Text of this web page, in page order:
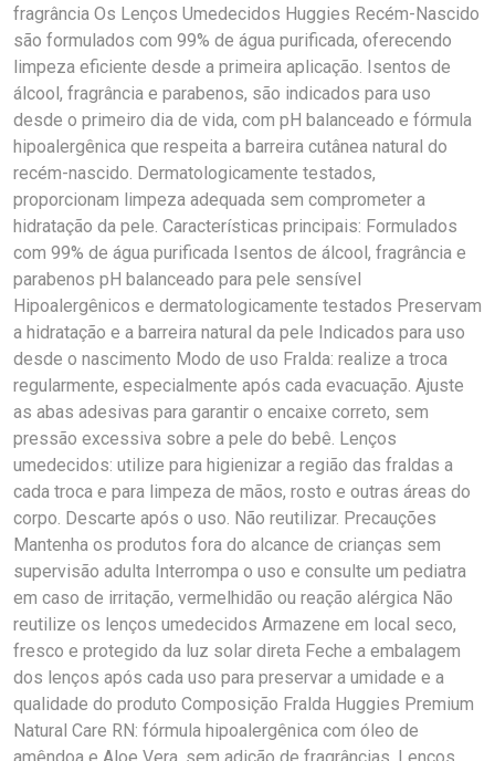
fragrância Os Lenços Umedecidos Huggies Recém-Nascido
são formulados com 99% de água purificada, oferecendo
limpeza eficiente desde a primeira aplicação. Isentos de
álcool, fragrância e parabenos, são indicados para uso
desde o primeiro dia de vida, com pH balanceado e fórmula
hipoalergênica que respeita a barreira cutânea natural do
recém-nascido. Dermatologicamente testados,
proporcionam limpeza adequada sem comprometer a
hidratação da pele. Características principais: Formulados
com 99% de água purificada Isentos de álcool, fragrância e
parabenos pH balanceado para pele sensível
Hipoalergênicos e dermatologicamente testados Preservam
a hidratação e a barreira natural da pele Indicados para uso
desde o nascimento Modo de uso Fralda: realize a troca
regularmente, especialmente após cada evacuação. Ajuste
as abas adesivas para garantir o encaixe correto, sem
pressão excessiva sobre a pele do bebê. Lenços
umedecidos: utilize para higienizar a região das fraldas a
cada troca e para limpeza de mãos, rosto e outras áreas do
corpo. Descarte após o uso. Não reutilizar. Precauções
Mantenha os produtos fora do alcance de crianças sem
supervisão adulta Interrompa o uso e consulte um pediatra
em caso de irritação, vermelhidão ou reação alérgica Não
reutilize os lenços umedecidos Armazene em local seco,
fresco e protegido da luz solar direta Feche a embalagem
dos lenços após cada uso para preservar a umidade e a
qualidade do produto Composição Fralda Huggies Premium
Natural Care RN: fórmula hipoalergênica com óleo de